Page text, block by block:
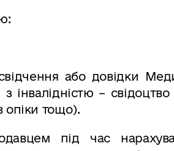
або довідки
інвалідністю –
опіки тощо).
під час